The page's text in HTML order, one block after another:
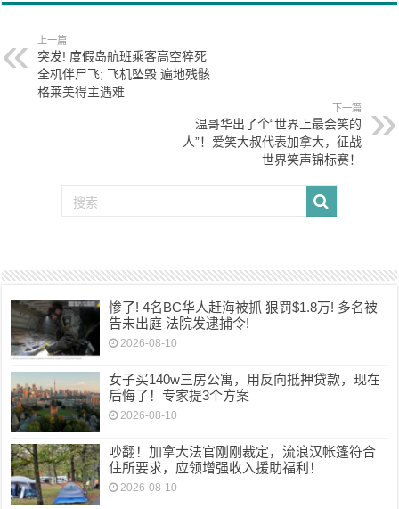
上一篇
突发! 度假岛航班乘客高空猝死
全机伴尸飞; 飞机坠毁 遍地残骸
格莱美得主遇难
下一篇
温哥华出了个“世界上最会笑的
人”！爱笑大叔代表加拿大，征战
世界笑声锦标赛！
惨了! 4名BC华人赶海被抓 狠罚$1.8万! 多名被
告未出庭 法院发逮捕令!
2026-08-10
女子买140w三房公寓，用反向抵押贷款，现在
后悔了！专家提3个方案
2026-08-10
吵翻！加拿大法官刚刚裁定，流浪汉帐篷符合
住所要求，应领增强收入援助福利！
2026-08-10